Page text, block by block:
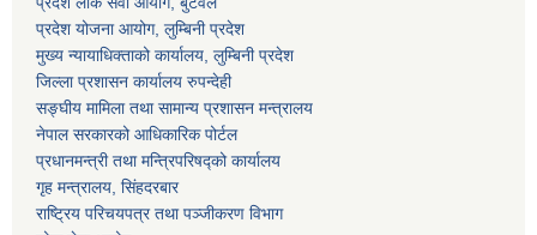
प्रदेश योजना आयोग, लुम्बिनी प्रदेश
मुख्य न्यायाधिक्ताको कार्यालय, लुम्बिनी प्रदेश
जिल्ला प्रशासन कार्यालय रुपन्देही
सङ्घीय मामिला तथा सामान्य प्रशासन मन्त्रालय
नेपाल सरकारको आधिकारिक पोर्टल
प्रधानमन्त्री तथा मन्त्रिपरिषद्को कार्यालय
गृह मन्त्रालय, सिंहदरबार
राष्ट्रिय परिचयपत्र तथा पञ्जीकरण विभाग